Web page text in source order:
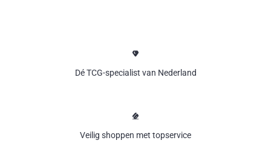
Dé TCG-specialist van Nederland
Veilig shoppen met topservice